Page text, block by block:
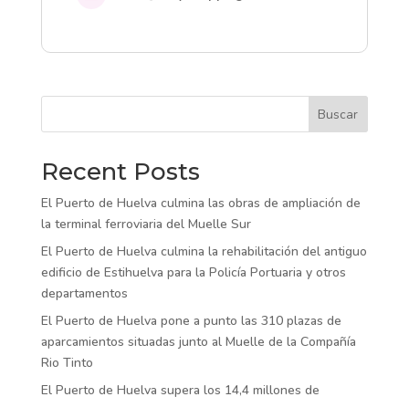
Buscar
Recent Posts
El Puerto de Huelva culmina las obras de ampliación de
la terminal ferroviaria del Muelle Sur
El Puerto de Huelva culmina la rehabilitación del antiguo
edificio de Estihuelva para la Policía Portuaria y otros
departamentos
El Puerto de Huelva pone a punto las 310 plazas de
aparcamientos situadas junto al Muelle de la Compañía
Rio Tinto
El Puerto de Huelva supera los 14,4 millones de